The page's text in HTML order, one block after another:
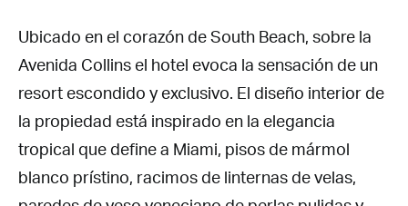
Ubicado en el corazón de South Beach, sobre la
Avenida Collins el hotel evoca la sensación de un
resort escondido y exclusivo. El diseño interior de
la propiedad está inspirado en la elegancia
tropical que define a Miami, pisos de mármol
blanco prístino, racimos de linternas de velas,